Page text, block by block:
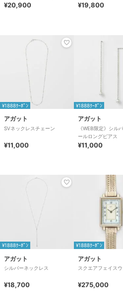
¥20,900 ¥19,800
¥1888ｸｰﾎﾟﾝ
アガット
SVネックレスチェーン
¥11,000
¥1888ｸｰﾎﾟﾝ
アガット
《WEB限定》シル
ールロングピアス
¥11,000
¥1888ｸｰﾎﾟﾝ
アガット
シルバーネックレス
¥18,700
¥1888ｸｰﾎﾟﾝ
アガット
スクエアフェイス
¥275,000